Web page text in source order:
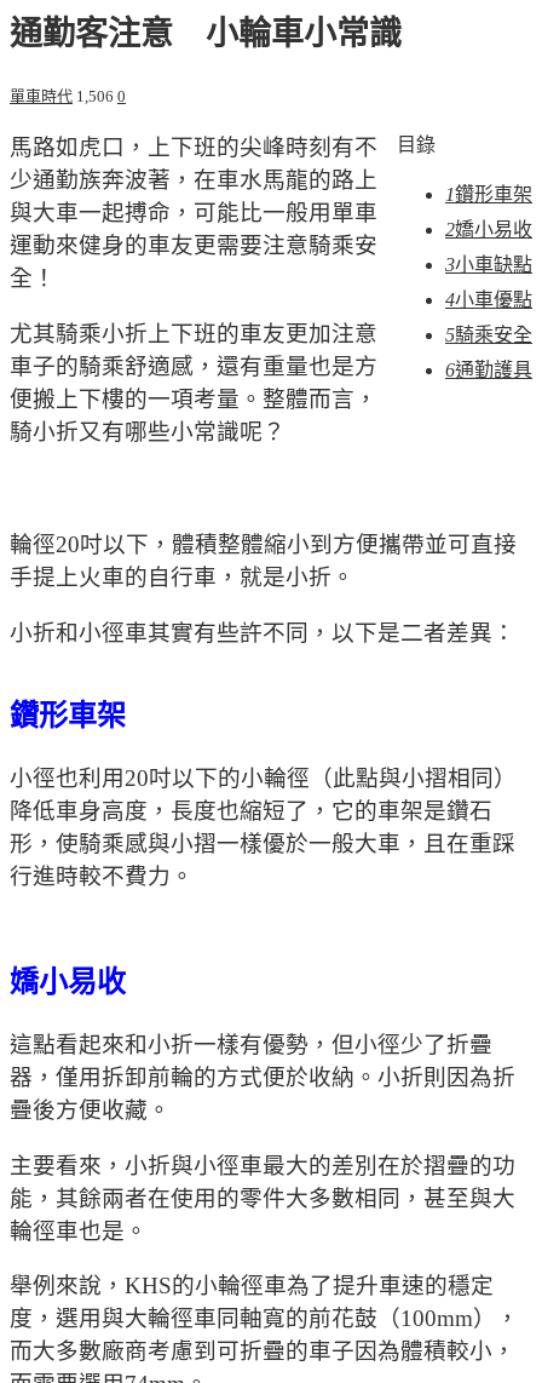
通勤客注意 小輪車小常識
單車時代 1,506 0
目錄
1鑽形車架
2嬌小易收
3小車缺點
4小車優點
5騎乘安全
6通勤護具
馬路如虎口，上下班的尖峰時刻有不
少通勤族奔波著，在車水馬龍的路上
與大車一起搏命，可能比一般用單車
運動來健身的車友更需要注意騎乘安
全！
尤其騎乘小折上下班的車友更加注意
車子的騎乘舒適感，還有重量也是方
便搬上下樓的一項考量。整體而言，
騎小折又有哪些小常識呢？
輪徑20吋以下，體積整體縮小到方便攜帶並可直接
手提上火車的自行車，就是小折。
小折和小徑車其實有些許不同，以下是二者差異：
鑽形車架
小徑也利用20吋以下的小輪徑（此點與小摺相同）
降低車身高度，長度也縮短了，它的車架是鑽石
形，使騎乘感與小摺一樣優於一般大車，且在重踩
行進時較不費力。
嬌小易收
這點看起來和小折一樣有優勢，但小徑少了折疊
器，僅用拆卸前輪的方式便於收納。小折則因為折
疊後方便收藏。
主要看來，小折與小徑車最大的差別在於摺疊的功
能，其餘兩者在使用的零件大多數相同，甚至與大
輪徑車也是。
舉例來說，KHS的小輪徑車為了提升車速的穩定
度，選用與大輪徑車同軸寬的前花鼓（100mm），
而大多數廠商考慮到可折疊的車子因為體積較小，